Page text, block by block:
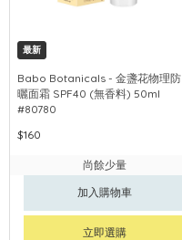
最新
Babo Botanicals - 金盞花物理防
曬面霜 SPF40 (無香料) 50ml
#80780
$160
尚餘少量
加入購物車
立即選購